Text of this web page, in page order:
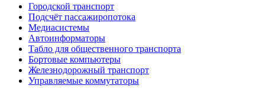
Городской транспорт
Подсчёт пассажиропотока
Медиасистемы
Автоинформаторы
Табло для общественного транспорта
Бортовые компьютеры
Железнодорожный транспорт
Управляемые коммутаторы